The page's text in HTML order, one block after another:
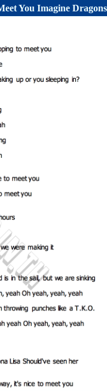
You Imagine Dragons